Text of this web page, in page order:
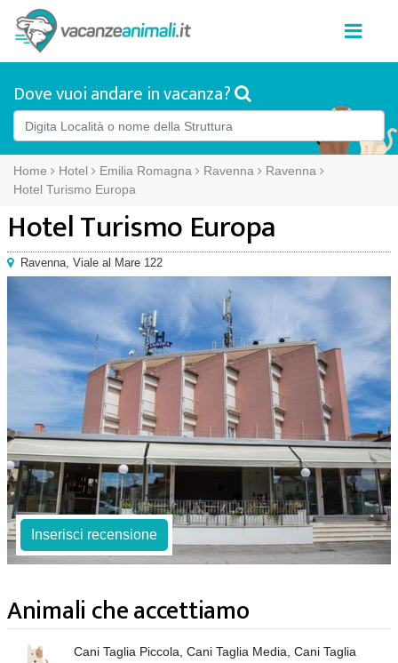
Dove vuoi andare in vacanza?
Home Hotel Emilia Romagna Ravenna
Ravenna
Hotel Turismo Europa
Hotel Turismo Europa
Ravenna, Viale al Mare 122
Inserisci recensione
Animali che accettiamo
Cani Taglia Piccola, Cani Taglia Media, Cani Taglia